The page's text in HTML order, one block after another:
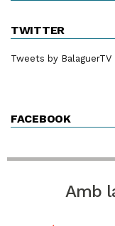
TWITTER
Tweets by BalaguerTV
FACEBOOK
Amb